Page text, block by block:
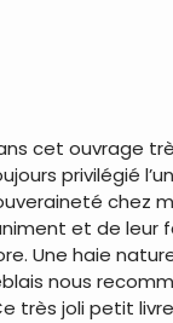
cet ouvrage
privilégié
chez
et de leur
Une haie
nous
très joli petit